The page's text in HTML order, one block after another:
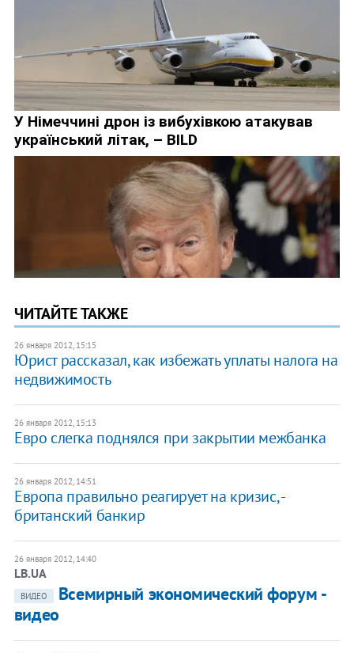
ЧИТАЙТЕ ТАКЖЕ
26 января 2012, 15:15
Юрист рассказал, как избежать уплаты налога на
недвижимость
26 января 2012, 15:13
Евро слегка поднялся при закрытии межбанка
26 января 2012, 14:51
Европа правильно реагирует на кризис, -
британский банкир
26 января 2012, 14:40
LB.UA
ВИДЕО
Всемирный экономический форум -
видео